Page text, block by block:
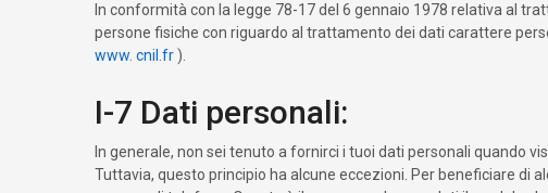
In conformità con la legge 78-17 del 6 gennaio 1978 relativa al
persone fisiche con riguardo al trattamento dei dati carattere
www. cnil.fr ).
I-7 Dati personali:
In generale, non sei tenuto a fornirci i tuoi dati personali quando
Tuttavia, questo principio ha alcune eccezioni. Per beneficiare di